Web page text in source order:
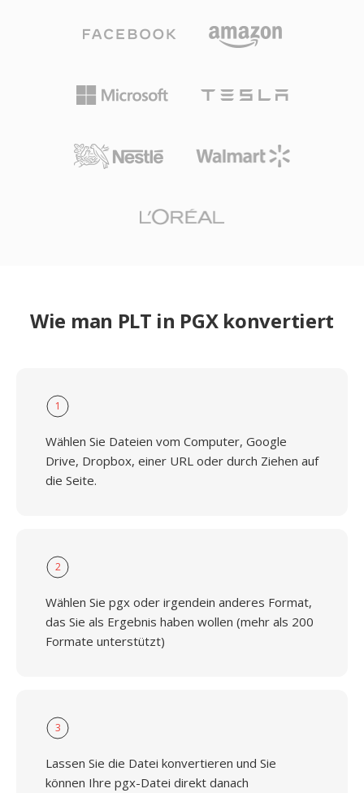
Wie man PLT in PGX konvertiert
1
Wählen Sie Dateien vom Computer, Google
Drive, Dropbox, einer URL oder durch Ziehen auf
die Seite.
2
Wählen Sie pgx oder irgendein anderes Format,
das Sie als Ergebnis haben wollen (mehr als 200
Formate unterstützt)
3
Lassen Sie die Datei konvertieren und Sie
können Ihre pgx-Datei direkt danach